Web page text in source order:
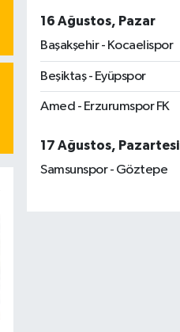
16 Ağustos, Pazar
Başakşehir - Kocaelispor
Beşiktaş - Eyüpspor
Amed - Erzurumspor FK
17 Ağustos, Pazartesi
Samsunspor - Göztepe